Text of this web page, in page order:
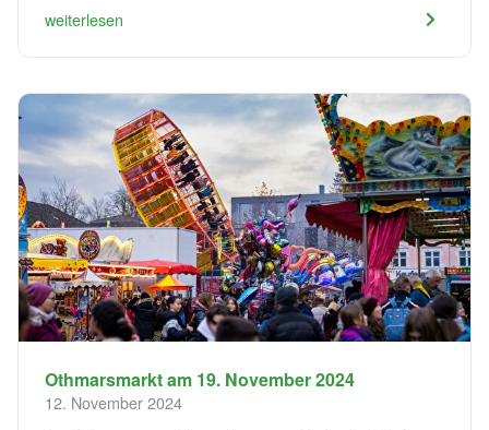
weiterlesen
Othmarsmarkt am 19. November 2024
12. November 2024